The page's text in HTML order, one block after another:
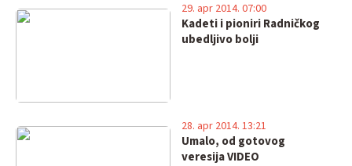
Kadeti i pioniri Radničkog
ubedljivo bolji
29. apr 2014. 07:00
Umalo, od gotovog
veresija VIDEO
28. apr 2014. 13:21